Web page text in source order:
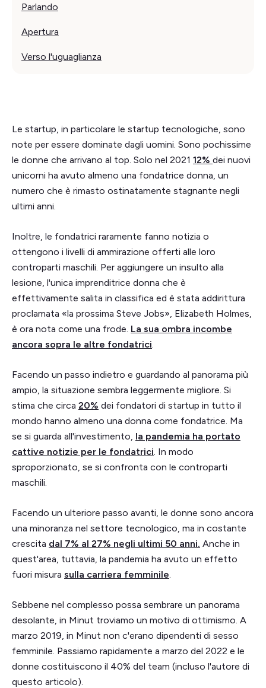
Parlando
Apertura
Verso l'uguaglianza
Le startup, in particolare le startup tecnologiche, sono
note per essere dominate dagli uomini. Sono pochissime
le donne che arrivano al top. Solo nel 2021 12% dei nuovi
unicorni ha avuto almeno una fondatrice donna, un
numero che è rimasto ostinatamente stagnante negli
ultimi anni.
Inoltre, le fondatrici raramente fanno notizia o
ottengono i livelli di ammirazione offerti alle loro
controparti maschili. Per aggiungere un insulto alla
lesione, l'unica imprenditrice donna che è
effettivamente salita in classifica ed è stata addirittura
proclamata «la prossima Steve Jobs», Elizabeth Holmes,
è ora nota come una frode. La sua ombra incombe
ancora sopra le altre fondatrici
Facendo un passo indietro e guardando al panorama più
ampio, la situazione sembra leggermente migliore. Si
stima che circa 20% dei fondatori di startup in tutto il
mondo hanno almeno una donna come fondatrice. Ma
se si guarda all'investimento, la pandemia ha portato
cattive notizie per le fondatrici . In modo
sproporzionato, se si confronta con le controparti
maschili.
Facendo un ulteriore passo avanti, le donne sono ancora
una minoranza nel settore tecnologico, ma in costante
crescita dal 7% al 27% negli ultimi 50 anni. Anche in
quest'area, tuttavia, la pandemia ha avuto un effetto
fuori misura sulla carriera femminile
Sebbene nel complesso possa sembrare un panorama
desolante, in Minut troviamo un motivo di ottimismo. A
marzo 2019, in Minut non c'erano dipendenti di sesso
femminile. Passiamo rapidamente a marzo del 2022 e le
donne costituiscono il 40% del team (incluso l'autore di
questo articolo).